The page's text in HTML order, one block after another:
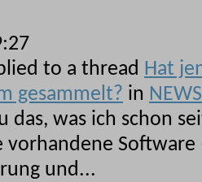
to a thread Hat
gesammelt? in
das, was ich schon
vorhandene
und...